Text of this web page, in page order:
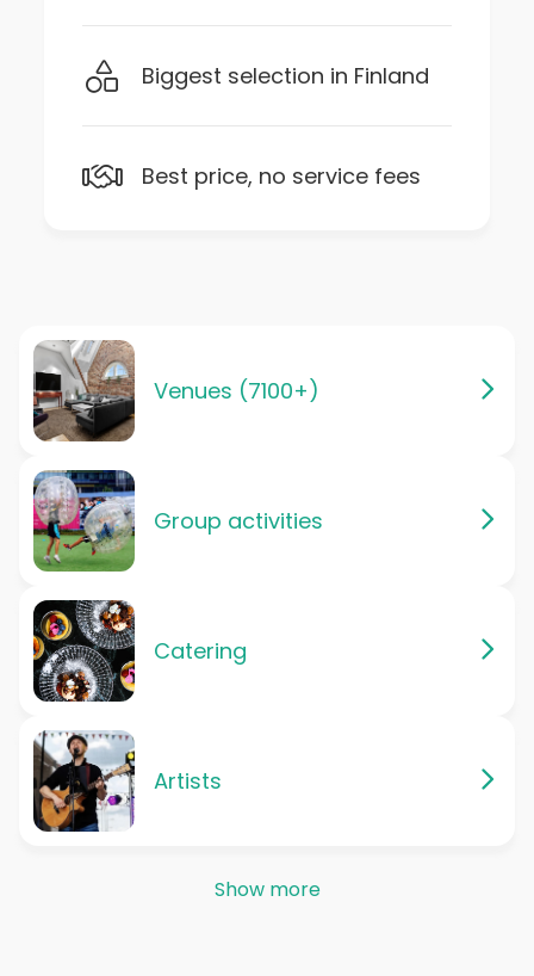
Biggest selection in Finland
Best price, no service fees
Venues (7100+)
Group activities
Catering
Artists
Show more